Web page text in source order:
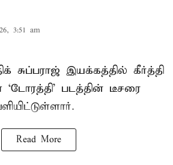
3:51 am
சுப்பராஜ் இயக்கத்தில் கீர்த்தி
`டோரத்தி' படத்தின் டீசரை
Read More